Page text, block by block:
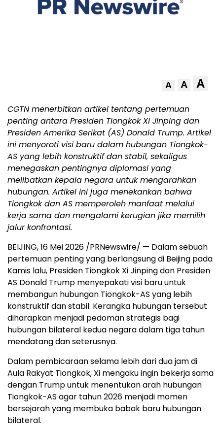
A A A
CGTN menerbitkan artikel tentang pertemuan
penting antara Presiden Tiongkok Xi Jinping dan
Presiden Amerika Serikat (AS) Donald Trump. Artikel
ini menyoroti visi baru dalam hubungan Tiongkok-
AS yang lebih konstruktif dan stabil, sekaligus
menegaskan pentingnya diplomasi yang
melibatkan kepala negara untuk mengarahkan
hubungan. Artikel ini juga menekankan bahwa
Tiongkok dan AS memperoleh manfaat melalui
kerja sama dan mengalami kerugian jika memilih
jalur konfrontasi.
BEIJING, 16 Mei 2026 /PRNewswire/ — Dalam sebuah
pertemuan penting yang berlangsung di Beijing pada
Kamis lalu, Presiden Tiongkok Xi Jinping dan Presiden
AS Donald Trump menyepakati visi baru untuk
membangun hubungan Tiongkok-AS yang lebih
konstruktif dan stabil. Kerangka hubungan tersebut
diharapkan menjadi pedoman strategis bagi
hubungan bilateral kedua negara dalam tiga tahun
mendatang dan seterusnya.
Dalam pembicaraan selama lebih dari dua jam di
Aula Rakyat Tiongkok, Xi mengaku ingin bekerja sama
dengan Trump untuk menentukan arah hubungan
Tiongkok-AS agar tahun 2026 menjadi momen
bersejarah yang membuka babak baru hubungan
bilateral.